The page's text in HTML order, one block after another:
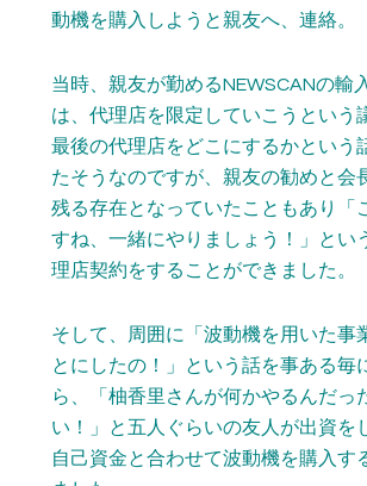
動機を購入しようと親友へ、連絡。
当時、親友が勤めるNEWSCANの輸
は、代理店を限定していこうという
最後の代理店をどこにするかという
たそうなのですが、親友の勧めと会
残る存在となっていたこともあり「
すね、一緒にやりましょう！」とい
理店契約をすることができました。
そして、周囲に「波動機を用いた事
とにしたの！」という話を事ある毎
ら、「柚香里さんが何かやるんだっ
い！」と五人ぐらいの友人が出資を
自己資金と合わせて波動機を購入す